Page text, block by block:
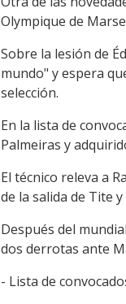
Olympique de
Sobre la lesión de
mundo" y espera
selección.
En la lista de
Palmeiras y
El técnico releva a
de la salida de Tite
Después del
dos derrotas ante
- Lista de